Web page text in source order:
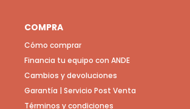
COMPRA
Cómo comprar
Financia tu equipo con ANDE
Cambios y devoluciones
Garantía | Servicio Post Venta
Términos y condiciones